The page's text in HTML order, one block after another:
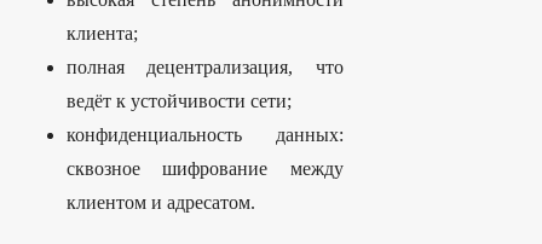
клиента;
полная децентрализация, что
ведёт к устойчивости сети;
конфиденциальность данных:
сквозное шифрование между
клиентом и адресатом.